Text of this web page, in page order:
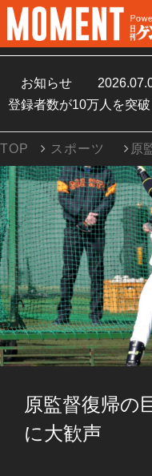
お知らせ
登録者数が10万人を突破
TOP スポーツ 原
原監督復帰
に大歓声